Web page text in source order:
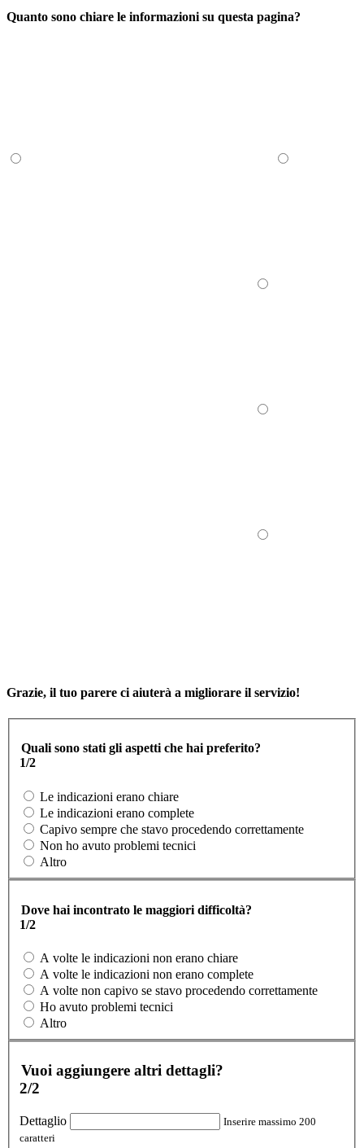
Quanto sono chiare le informazioni su questa pagina?
Grazie, il tuo parere ci aiuterà a migliorare il servizio!
Quali sono stati gli aspetti che hai preferito?
1/2
Le indicazioni erano chiare
Le indicazioni erano complete
Capivo sempre che stavo procedendo correttamente
Non ho avuto problemi tecnici
Altro
Dove hai incontrato le maggiori difficoltà?
1/2
A volte le indicazioni non erano chiare
A volte le indicazioni non erano complete
A volte non capivo se stavo procedendo correttamente
Ho avuto problemi tecnici
Altro
Vuoi aggiungere altri dettagli?
2/2
Dettaglio
Inserire massimo 200
caratteri